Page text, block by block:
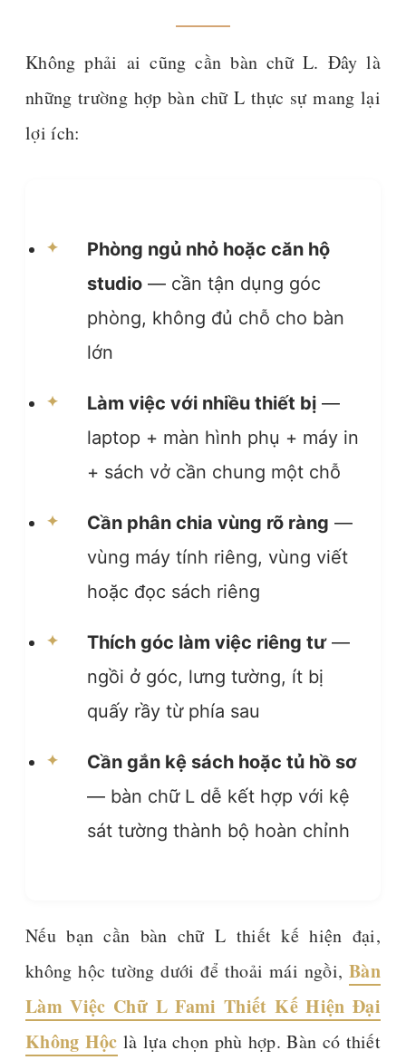
Không phải ai cũng cần bàn chữ L. Đây là
những trường hợp bàn chữ L thực sự mang lại
lợi ích:
Phòng ngủ nhỏ hoặc căn hộ
studio— cần tận dụng góc
phòng, không đủ chỗ cho bàn
lớn
Làm việc với nhiều thiết bị—
laptop + màn hình phụ + máy in
+ sách vở cần chung một chỗ
Cần phân chia vùng rõ ràng —
vùng máy tính riêng, vùng viết
hoặc đọc sách riêng
Thích góc làm việc riêng tư—
ngồi ở góc, lưng tường, ít bị
quấy rầy từ phía sau
Cần gắn kệ sách hoặc tủ hồ sơ
— bàn chữ L dễ kết hợp với kệ
sát tường thành bộ hoàn chỉnh
Nếu bạn cần bàn chữ L thiết kế hiện đại,
không hộc tường dưới để thoải mái ngồi,Bàn
Làm Việc Chữ L Fami Thiết Kế Hiện Đại
Không Hộc là lựa chọn phù hợp. Bàn có thiết